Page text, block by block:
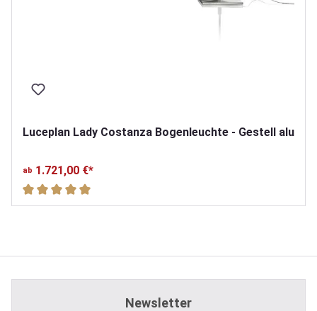
Luceplan Lady Costanza Bogenleuchte - Gestell alu
ab 1.721,00 €*
Durchschnittliche Bewertung von 5 von 5 Sternen
Newsletter